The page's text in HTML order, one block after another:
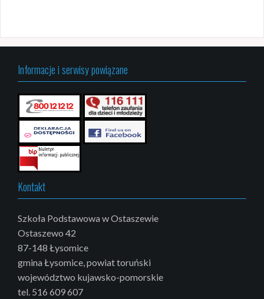
Informacje i serwisy powiązane
Kontakt
Szkoła Podstawowa w Ostaszewie
Ostaszewo 42
87-148 Łysomice
gmina Łysomice, powiat toruński
województwo kujawsko-pomorskie
tel. 516 609 607